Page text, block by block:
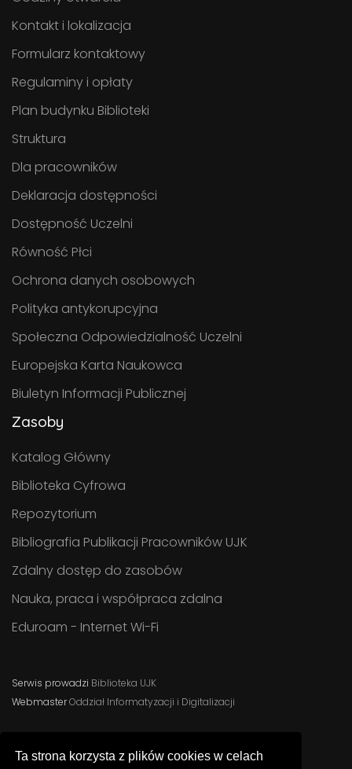
Kontakt i lokalizacja
Formularz kontaktowy
Regulaminy i opłaty
Plan budynku Biblioteki
Struktura
Dla pracowników
Deklaracja dostępności
Dostępność Uczelni
Równość Płci
Ochrona danych osobowych
Polityka antykorupcyjna
Społeczna Odpowiedzialność Uczelni
Europejska Karta Naukowca
Biuletyn Informacji Publicznej
Zasoby
Katalog Główny
Biblioteka Cyfrowa
Repozytorium
Bibliografia Publikacji Pracowników UJK
Zdalny dostęp do zasobów
Nauka, praca i współpraca zdalna
Eduroam - Internet Wi-Fi
Serwis prowadzi Biblioteka UJK
WebmasterOddział Informatyzacji i Digitalizacji
Ta strona korzysta z plików cookies w celach